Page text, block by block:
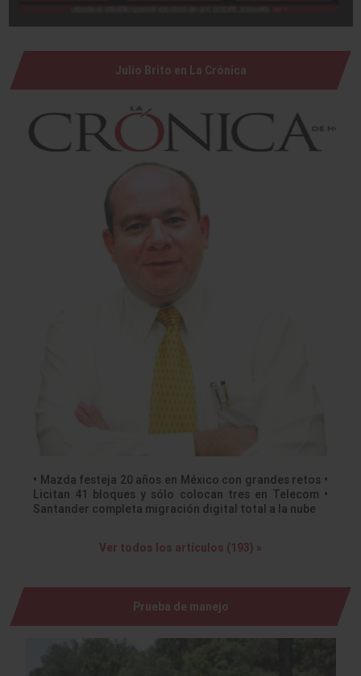
Julio Brito en La Crónica
• Mazda festeja 20 años en México con grandes retos •
Licitan 41 bloques y sólo colocan tres en Telecom •
Santander completa migración digital total a la nube
Ver todos los artículos (193) »
Prueba de manejo